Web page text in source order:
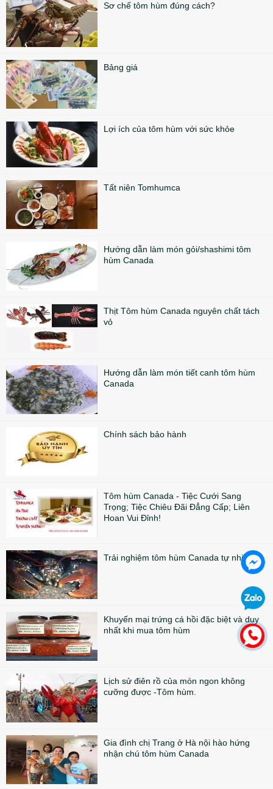
Sơ chế tôm hùm đúng cách?
Bảng giá
Lợi ích của tôm hùm với sức khỏe
Tất niên Tomhumca
Hướng dẫn làm món gỏi/shashimi tôm
hùm Canada
Thịt Tôm hùm Canada nguyên chất tách
vỏ
Hướng dẫn làm món tiết canh tôm hùm
Canada
Chính sách bảo hành
Tôm hùm Canada - Tiệc Cưới Sang
Trọng; Tiệc Chiêu Đãi Đẳng Cấp; Liên
Hoan Vui Đỉnh!
Trải nghiệm tôm hùm Canada tự nhiên
Khuyến mại trứng cá hồi đặc biệt và duy
nhất khi mua tôm hùm
Lịch sử điên rồ của món ngon không
cưỡng được -Tôm hùm.
Gia đình chị Trang ở Hà nội hào hứng
nhận chú tôm hùm Canada